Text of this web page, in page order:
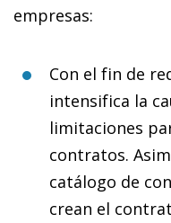
empresas:
Con el fin de
intensifica la
limitaciones
contratos.
catálogo de
crean el